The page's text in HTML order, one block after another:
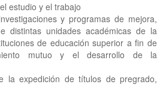
estudio y el trabajo
y programas de mejora,
distintas unidades académicas de la
de educación superior a fin de
mutuo y el desarrollo de la
la expedición de títulos de pregrado,